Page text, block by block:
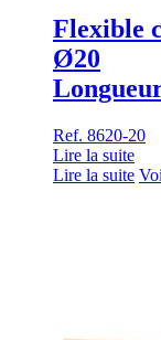
Flexible
Ø20
Ref. 8620-20
Lire la suite
Lire la suite